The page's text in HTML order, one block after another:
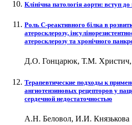
Клінічна патологія аорти: вступ
Роль С-реактивного білка в
атеросклерозу,
атеросклерозу та хронічного
Д.О. Гонцарюк, Т.М. Христич,
Терапевтические подходы к
ангиотензиновых рецепторов у
сердечной недостаточностью
А.Н. Беловол, И.И. Князькова